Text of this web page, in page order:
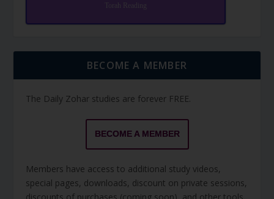
Torah Reading
BECOME A MEMBER
The Daily Zohar studies are forever FREE.
BECOME A MEMBER
Members have access to additional study videos,
special pages, downloads, discount on private sessions,